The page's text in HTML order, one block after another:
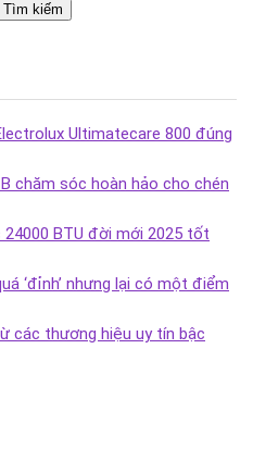
Tìm kiếm
Ultimatecare 800 đúng
chăm sóc hoàn hảo cho chén
BTU đời mới 2025 tốt
‘đỉnh’ nhưng lại có một điểm
các thương hiệu uy tín bậc